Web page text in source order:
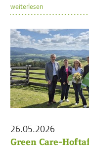
weiterlesen
26.05.2026
Green Care-